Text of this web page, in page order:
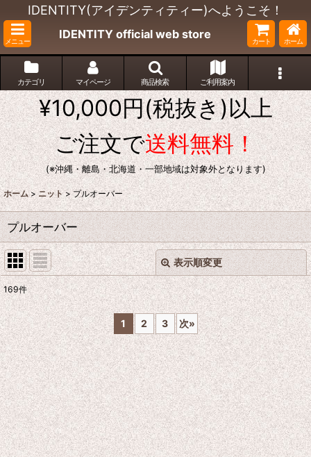
IDENTITY(アイデンティティー)へようこそ！
メニュー
IDENTITY official web store
カート ホーム
カテゴリ マイページ 商品検索 ご利用案内
¥10,000円(税抜き)以上
ご注文で送料無料！
(※沖縄・離島・北海道・一部地域は対象外となります)
ホーム > ニット > プルオーバー
プルオーバー
表示順変更
表示数:
並び順:
絞り込む
閉じる
169件
1 2 3 次»